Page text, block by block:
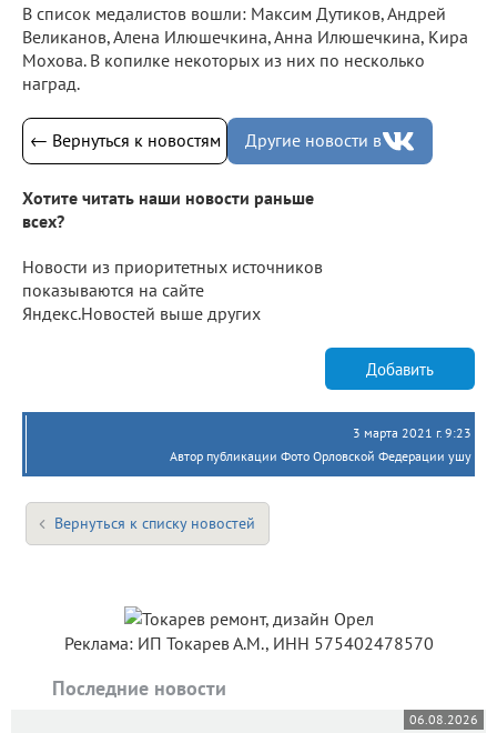
В список медалистов вошли: Максим Дутиков, Андрей
Великанов, Алена Илюшечкина, Анна Илюшечкина, Кира
Мохова. В копилке некоторых из них по несколько
наград.
← Вернуться к новостям Другие новости в
Хотите читать наши новости раньше
всех?
Новости из приоритетных источников
показываются на сайте
Яндекс.Новостей выше других
Добавить
3 марта 2021 г. 9:23
Автор публикации Фото Орловской Федерации ушу
Вернуться к списку новостей
Реклама: ИП Токарев А.М., ИНН 575402478570
Последние новости
06.08.2026